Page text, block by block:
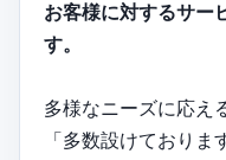
お客様に対するサー
す。
多様なニーズに応え
「多数設けておりま